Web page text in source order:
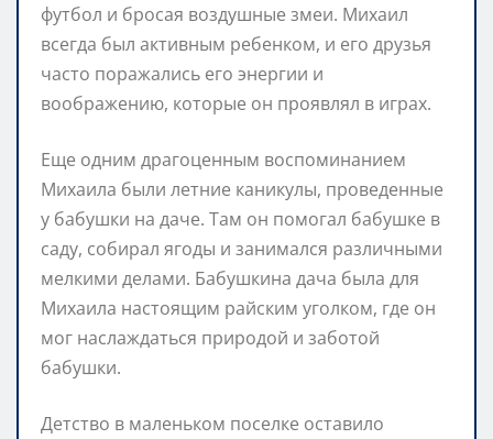
футбол и бросая воздушные змеи. Михаил
всегда был активным ребенком, и его друзья
часто поражались его энергии и
воображению, которые он проявлял в играх.
Еще одним драгоценным воспоминанием
Михаила были летние каникулы, проведенные
у бабушки на даче. Там он помогал бабушке в
саду, собирал ягоды и занимался различными
мелкими делами. Бабушкина дача была для
Михаила настоящим райским уголком, где он
мог наслаждаться природой и заботой
бабушки.
Детство в маленьком поселке оставило